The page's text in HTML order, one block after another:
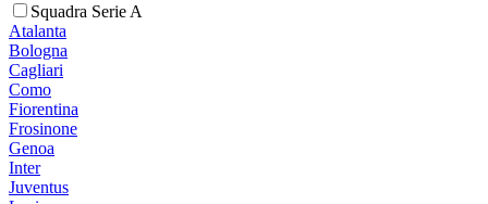
Squadra Serie A
Atalanta
Bologna
Cagliari
Como
Fiorentina
Frosinone
Genoa
Inter
Juventus